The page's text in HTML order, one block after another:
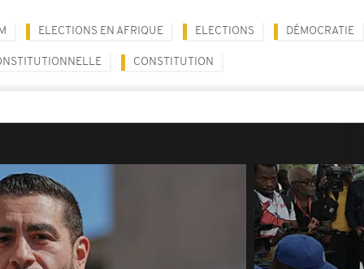
ELECTIONS EN AFRIQUE ELECTIONS DÉMOCRATIE
CONSTITUTION